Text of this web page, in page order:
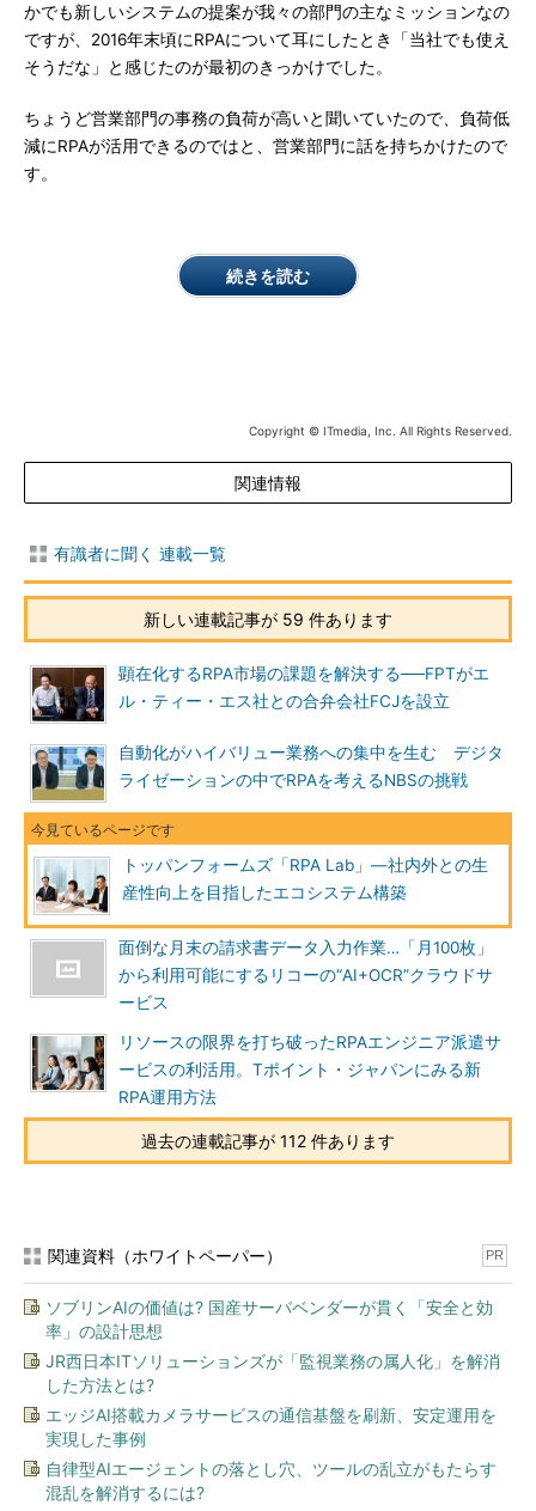
かでも新しいシステムの提案が我々の部門の主なミッションなの
ですが、2016年末頃にRPAについて耳にしたとき「当社でも使え
そうだな」と感じたのが最初のきっかけでした。
ちょうど営業部門の事務の負荷が高いと聞いていたので、負荷低
減にRPAが活用できるのではと、営業部門に話を持ちかけたので
す。
続きを読む
Copyright © ITmedia, Inc. All Rights Reserved.
関連情報
有識者に聞く 連載一覧
新しい連載記事が 59 件あります
顕在化するRPA市場の課題を解決する──FPTがエ
ル・ティー・エス社との合弁会社FCJを設立
自動化がハイバリュー業務への集中を生む デジタ
ライゼーションの中でRPAを考えるNBSの挑戦
トッパンフォームズ「RPA Lab」―社内外との生
産性向上を目指したエコシステム構築
面倒な月末の請求書データ入力作業…「月100枚」
から利用可能にするリコーの“AI+OCR”クラウドサ
ービス
リソースの限界を打ち破ったRPAエンジニア派遣サ
ービスの利活用。Tポイント・ジャパンにみる新
RPA運用方法
過去の連載記事が 112 件あります
関連資料（ホワイトペーパー） PR
ソブリンAIの価値は? 国産サーバベンダーが貫く「安全と効
率」の設計思想
JR西日本ITソリューションズが「監視業務の属人化」を解消
した方法とは?
エッジAI搭載カメラサービスの通信基盤を刷新、安定運用を
実現した事例
自律型AIエージェントの落とし穴、ツールの乱立がもたらす
混乱を解消するには?